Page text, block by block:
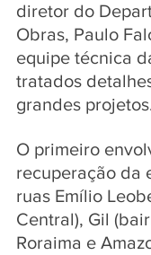
diretor do
Obras, Paulo
equipe técnica
tratados
grandes
O primeiro
recuperação da
ruas Emílio
Central), Gil
Roraima e